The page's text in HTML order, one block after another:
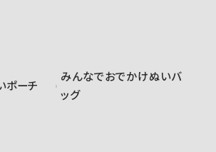
ポーチ
みんなでおでかけぬいバ
ッグ